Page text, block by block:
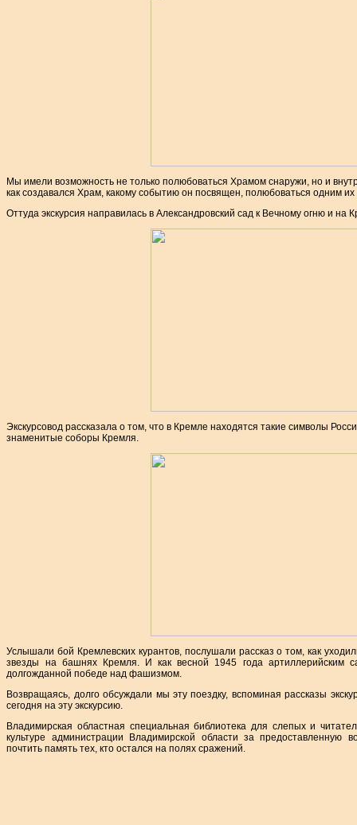
Мы имели возможность не только полюбоваться Храмом снаружи, но и
как создавался Храм, какому событию он посвящен, полюбоваться одним
Оттуда экскурсия направилась в Александровский сад к Вечному огню и на
Экскурсовод рассказала о том, что в Кремле находятся такие символы
знаменитые соборы Кремля.
Услышали бой Кремлевских курантов, послушали рассказ о том, как
звезды на башнях Кремля. И как весной 1945 года артиллерийским
долгожданной победе над фашизмом.
Возвращаясь, долго обсуждали мы эту поездку, вспоминая рассказы
сегодня на эту экскурсию.
Владимирская областная специальная библиотека для слепых и
культуре администрации Владимирской области за предоставленную
почтить память тех, кто остался на полях сражений.